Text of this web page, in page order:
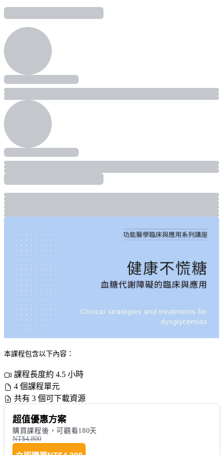
本課程包含以下內容：
課程長度約 4.5 小時
4 個課程單元
共有 3 個可下載資源
超值優惠方案
購買課程後，可觀看180天
NT$4,800